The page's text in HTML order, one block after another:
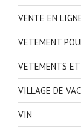
VENTE EN
VETEMENT
VETEMENTS ET
VILLAGE DE
VIN